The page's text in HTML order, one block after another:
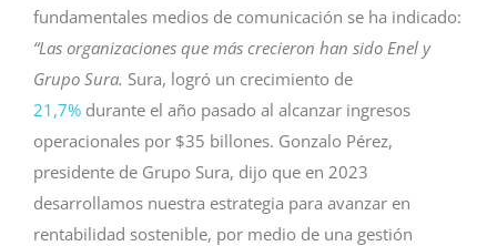
fundamentales medios de comunicación se ha indicado:
“Las organizaciones que más crecieron han sido Enel y
Grupo Sura. Sura, logró un crecimiento de
21,7% durante el año pasado al alcanzar ingresos
operacionales por $35 billones. Gonzalo Pérez,
presidente de Grupo Sura, dijo que en 2023
desarrollamos nuestra estrategia para avanzar en
rentabilidad sostenible, por medio de una gestión